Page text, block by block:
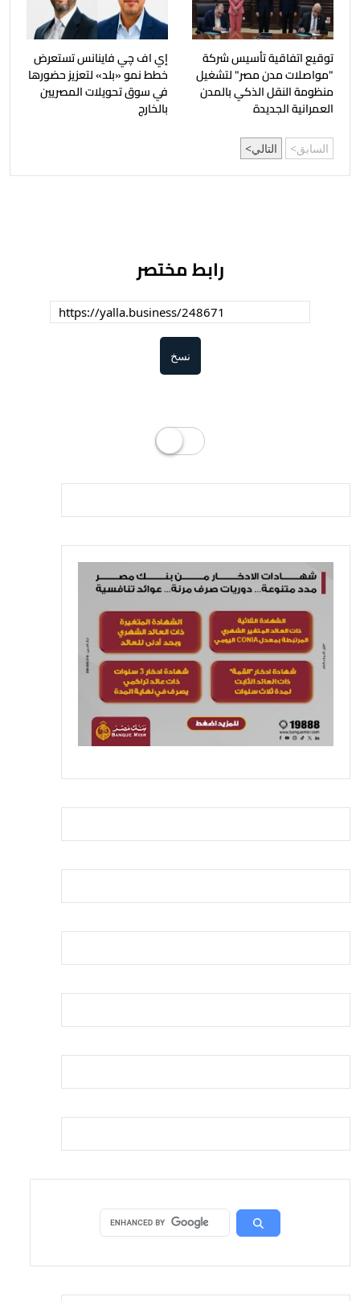
توقيع اتفاقية تأسيس شركة
"مواصلات مدن مصر" لتشغيل
منظومة النقل الذكي بالمدن
العمرانية الجديدة
إي اف چي فاينانس تستعرض
خطط نمو «بلد» لتعزيز حضورها
في سوق تحويلات المصريين
بالخارج
السابق التالي
رابط مختصر
نسخ